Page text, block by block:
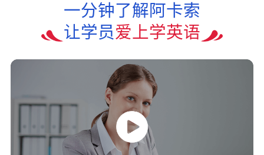
一分钟了解阿卡索
让学员爱上学英语